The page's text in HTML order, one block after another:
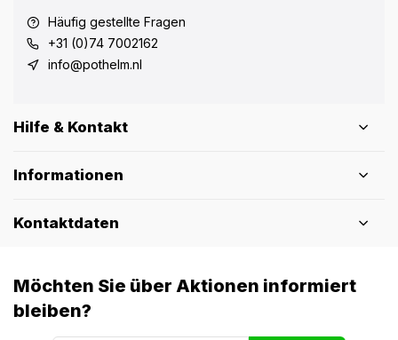
Häufig gestellte Fragen
+31 (0)74 7002162
info@pothelm.nl
Hilfe & Kontakt
Informationen
Kontaktdaten
Möchten Sie über Aktionen informiert
bleiben?